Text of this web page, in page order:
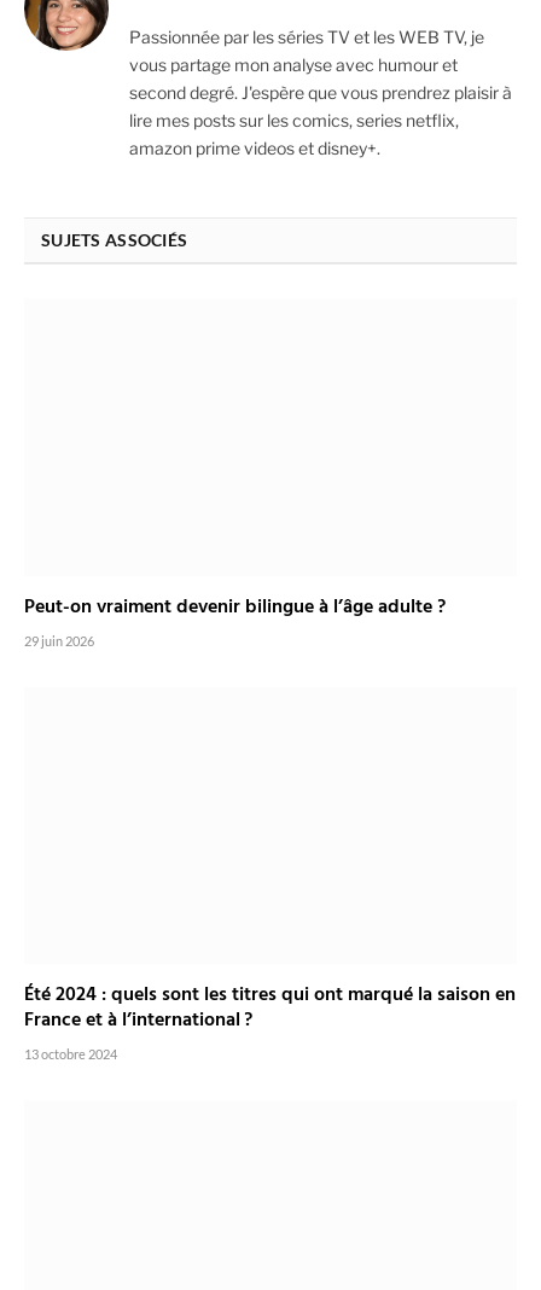
Passionnée par les séries TV et les WEB TV, je
vous partage mon analyse avec humour et
second degré. J'espère que vous prendrez plaisir à
lire mes posts sur les comics, series netflix,
amazon prime videos et disney+.
SUJETS ASSOCIÉS
Peut-on vraiment devenir bilingue à l’âge adulte ?
29 juin 2026
Été 2024 : quels sont les titres qui ont marqué la saison en
France et à l’international ?
13 octobre 2024